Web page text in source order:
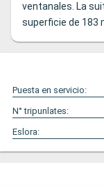
ventanales. La
superficie de 183
Puesta en servicio:
N° tripunlates:
Eslora: